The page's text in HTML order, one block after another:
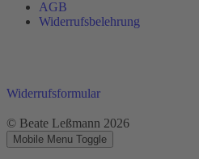
AGB
Widerrufsbelehrung
Widerrufsformular
© Beate Leßmann 2026
Mobile Menu Toggle